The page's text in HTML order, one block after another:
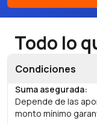
Todo lo
Condiciones
Suma asegurada:
Depende de las
monto mínimo